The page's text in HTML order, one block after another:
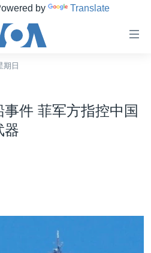
by Translate
期日
件 菲军方指控中国
器